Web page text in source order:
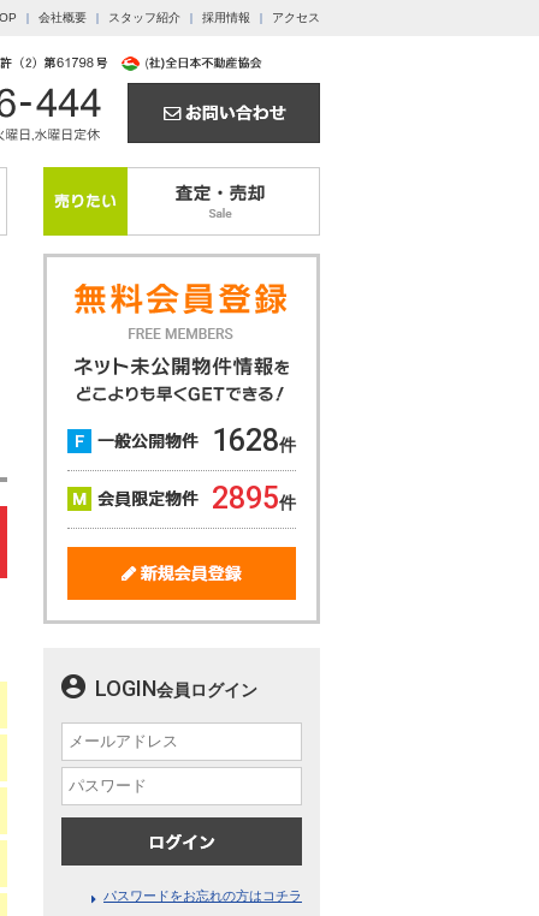
会社概要 スタッフ紹介 採用情報 アクセス
1628件
2895件
LOGIN会員ログイン
パスワードをお忘れの方はコチラ